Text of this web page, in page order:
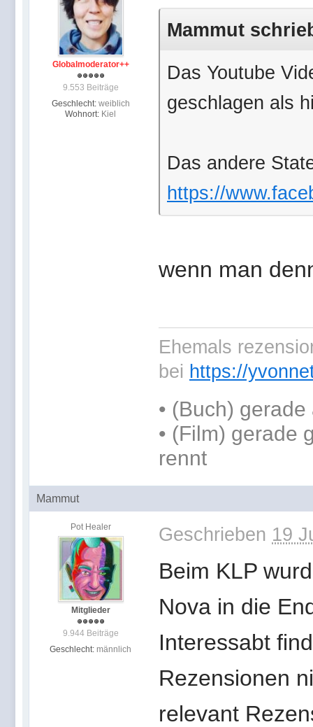
Globalmoderator++
9.553 Beiträge
Geschlecht: weiblich
Wohnort: Kiel
Mammut
Das Youtube
geschlagen als
Das andere
https://
wenn man
Ehemals
bei https://
• (Buch) gerade
• (Film) gerade
rennt
Mammut
Pot Healer
Mitglieder
9.944 Beiträge
Geschlecht: männlich
Geschrieben 19
Beim KLP
Nova in die
Interessabt
Rezensionen
relevant